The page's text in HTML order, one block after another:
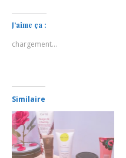
J’aime ça :
chargement…
Similaire